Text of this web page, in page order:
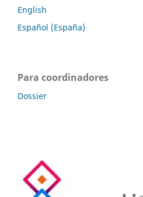
English
Español (España)
Para coordinadores
Dossier